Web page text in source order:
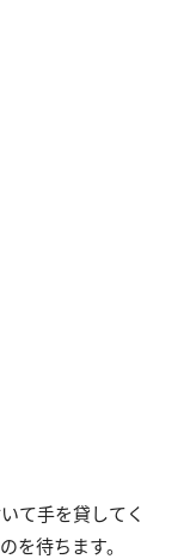
て手を貸してく
を待ちます。